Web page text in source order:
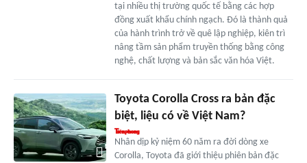
tại nhiều thị trường quốc tế bằng các hợp
đồng xuất khẩu chính ngạch. Đó là thành quả
của hành trình trở về quê lập nghiệp, kiên trì
nâng tầm sản phẩm truyền thống bằng công
nghệ, chất lượng và bản sắc văn hóa Việt.
Toyota Corolla Cross ra bản đặc
biệt, liệu có về Việt Nam?
Nhân dịp kỷ niệm 60 năm ra đời dòng xe
Corolla, Toyota đã giới thiệu phiên bản đặc